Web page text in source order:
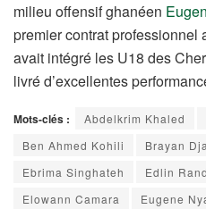
milieu offensif ghanéen
premier contrat professionnel
avait intégré les U18 des
livré d’excellentes
Mots-clés : Abdelkrim Khaled
Ben Ahmed Kohili
Brayan
Ebrima Singhateh
Edlin
Elowann Camara
Eugene